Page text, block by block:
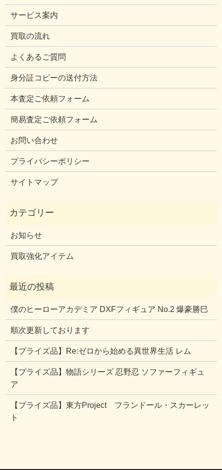
サービス案内
買取の流れ
よくあるご質問
身分証コピーの送付方法
本査定ご依頼フォーム
簡易査定ご依頼フォーム
お問い合わせ
プライバシーポリシー
サイトマップ
お知らせ
買取強化アイテム
僕のヒーローアカデミア DXFフィギュア No.2 爆豪勝巳
順次更新しております
【プライズ品】Re:ゼロから始める異世界生活 レム
【プライズ品】物語シリーズ 忍野忍 ソファーフィギュ
ア
【プライズ品】東方Project フランドール・スカーレッ
ト